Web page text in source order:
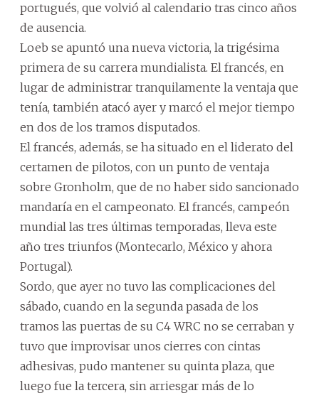
portugués, que volvió al calendario tras cinco años
de ausencia.
Loeb se apuntó una nueva victoria, la trigésima
primera de su carrera mundialista. El francés, en
lugar de administrar tranquilamente la ventaja que
tenía, también atacó ayer y marcó el mejor tiempo
en dos de los tramos disputados.
El francés, además, se ha situado en el liderato del
certamen de pilotos, con un punto de ventaja
sobre Gronholm, que de no haber sido sancionado
mandaría en el campeonato. El francés, campeón
mundial las tres últimas temporadas, lleva este
año tres triunfos (Montecarlo, México y ahora
Portugal).
Sordo, que ayer no tuvo las complicaciones del
sábado, cuando en la segunda pasada de los
tramos las puertas de su C4 WRC no se cerraban y
tuvo que improvisar unos cierres con cintas
adhesivas, pudo mantener su quinta plaza, que
luego fue la tercera, sin arriesgar más de lo